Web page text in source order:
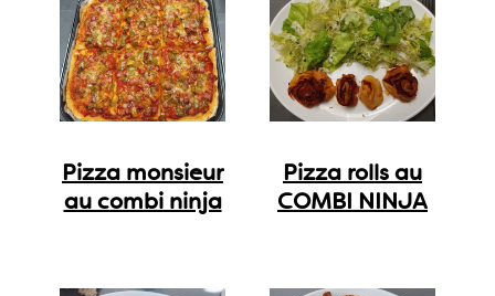
Pizza monsieur
au combi ninja
Pizza rolls au
COMBI NINJA